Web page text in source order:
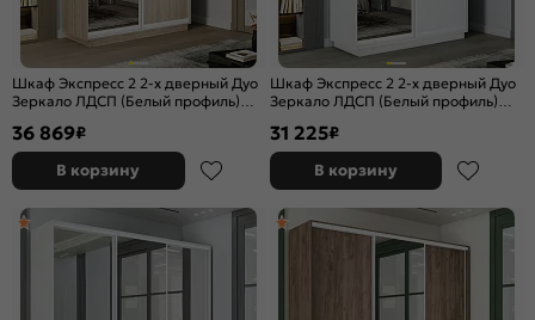
Шкаф Экспресс 2 2-х дверный Дуо
Зеркало ЛДСП (Белый профиль)
36 869₽
В корзину
Шкаф Экспресс 2 2-х дверный Дуо
Зеркало ЛДСП (Белый профиль)
31 225₽
В корзину